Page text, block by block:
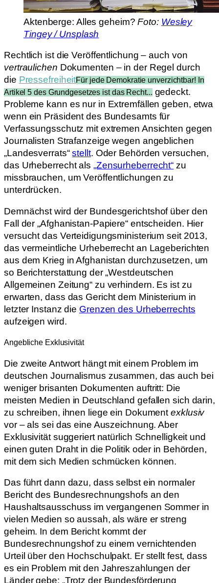
Aktenberge: Alles geheim?Foto: Wesley
Tingey / Unsplash
Rechtlich ist die Veröffentlichung – auch von
vertraulichen Dokumenten – in der Regel durch
die PressefreiheitFür jede Demokratie unverzichtbar! In
Artikel 5 des Grundgesetzes ist das Recht... gedeckt.
Probleme kann es nur in Extremfällen geben, etwa
wenn ein Präsident des Bundesamts für
Verfassungsschutz mit extremen Ansichten gegen
Journalisten Strafanzeige wegen angeblichen
„Landesverrats“stellt. Oder Behörden versuchen,
das Urheberrecht als „Zensurheberrecht“ zu
missbrauchen, um Veröffentlichungen zu
unterdrücken.
Demnächst wird der Bundesgerichtshof über den
Fall der „Afghanistan-Papiere“ entscheiden. Hier
versucht das Verteidigungsministerium seit 2013,
das vermeintliche Urheberrecht an Lageberichten
aus dem Krieg in Afghanistan durchzusetzen, um
so Berichterstattung der „Westdeutschen
Allgemeinen Zeitung“ zu verhindern. Es ist zu
erwarten, dass das Gericht dem Ministerium in
letzter Instanz die Grenzen des Urheberrechts
aufzeigen wird.
Angebliche Exklusivität
Die zweite Antwort hängt mit einem Problem im
deutschen Journalismus zusammen, das auch bei
weniger brisanten Dokumenten auftritt: Die
meisten Medien in Deutschland gefallen sich darin,
zu schreiben, ihnen liege ein Dokumentexklusiv
vor – als sei das eine Auszeichnung. Aber
Exklusivität suggeriert natürlich Schnelligkeit und
einen guten Draht in die Politik oder in Behörden,
mit dem sich Medien schmücken können.
Das führt dann dazu, dass selbst ein normaler
Bericht des Bundesrechnungshofs an den
Haushaltsausschuss im vergangenen Sommer in
vielen Medien so aussah, als wäre er streng
geheim. In dem Bericht kommt der
Bundesrechnungshof zu einem vernichtenden
Urteil über den Hochschulpakt. Er stellt fest, dass
es ein Problem mit den Jahreszahlungen der
Länder gebe: „Trotz der Bundesförderung